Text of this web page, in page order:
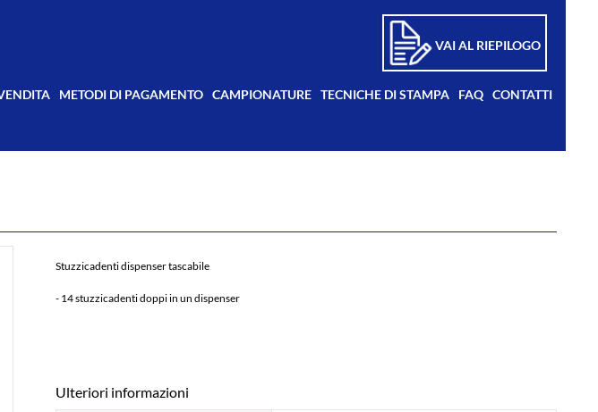
VAI AL RIEPILOGO
METODI DI PAGAMENTO CAMPIONATURE TECNICHE DI STAMPA FAQ CONTATTI
Stuzzicadenti dispenser tascabile
- 14 stuzzicadenti doppi in un dispenser
Ulteriori informazioni